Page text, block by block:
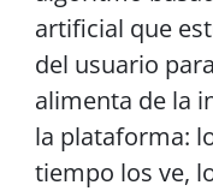
artificial que
del usuario
alimenta de la
la plataforma:
tiempo los ve,